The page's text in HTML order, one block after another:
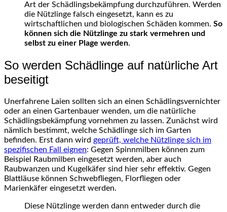
Art der Schädlingsbekämpfung durchzuführen. Werden
die Nützlinge falsch eingesetzt, kann es zu
wirtschaftlichen und biologischen Schäden kommen. So
können sich die Nützlinge zu stark vermehren und
selbst zu einer Plage werden.
So werden Schädlinge auf natürliche Art
beseitigt
Unerfahrene Laien sollten sich an einen Schädlingsvernichter
oder an einen Gartenbauer wenden, um die natürliche
Schädlingsbekämpfung vornehmen zu lassen. Zunächst wird
nämlich bestimmt, welche Schädlinge sich im Garten
befinden. Erst dann wird geprüft, welche Nützlinge sich im
spezifischen Fall eignen: Gegen Spinnmilben können zum
Beispiel Raubmilben eingesetzt werden, aber auch
Raubwanzen und Kugelkäfer sind hier sehr effektiv. Gegen
Blattläuse können Schwebfliegen, Florfliegen oder
Marienkäfer eingesetzt werden.
Diese Nützlinge werden dann entweder durch die